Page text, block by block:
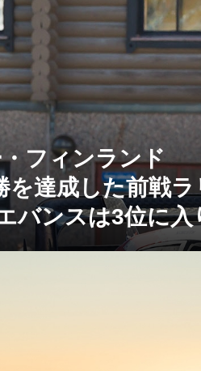
フィンランド
を達成した前戦
バンスは3位に